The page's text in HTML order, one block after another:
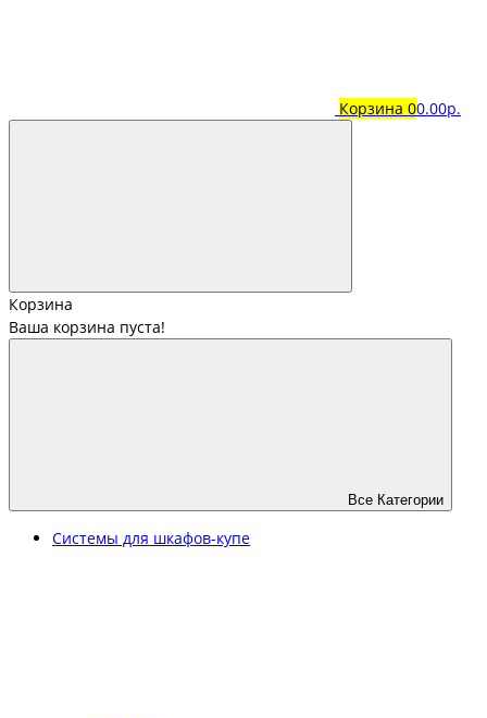
Корзина 00.00р.
Корзина
Ваша корзина пуста!
Все Категории
Системы для шкафов-купе